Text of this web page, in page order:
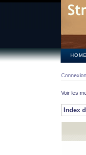
HOME
Connexion
Voir les
Index